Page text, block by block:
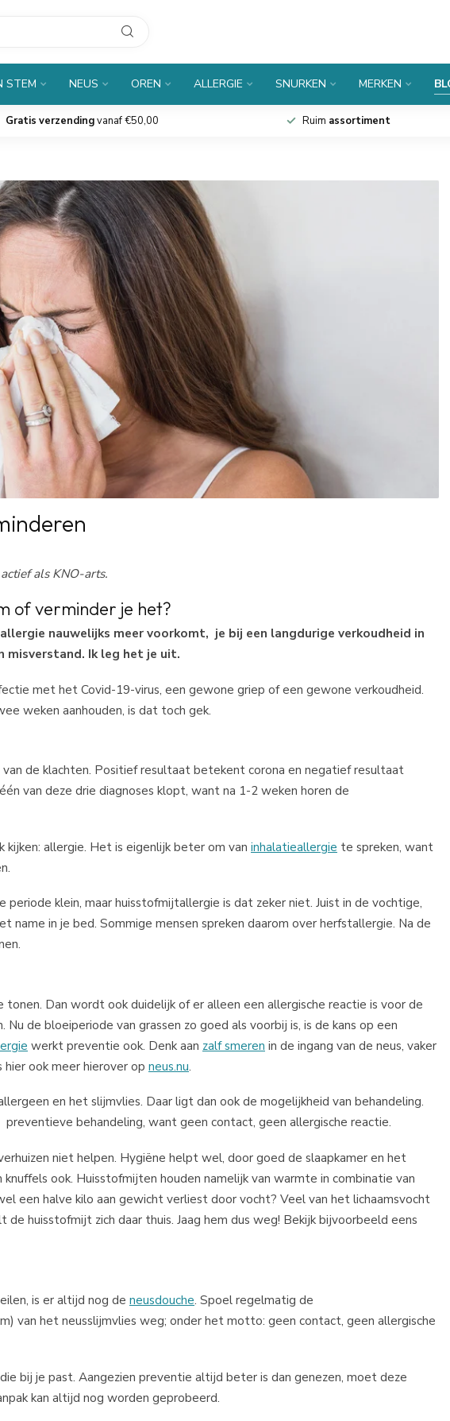
STEM NEUS OREN ALLERGIE SNURKEN MERKEN
Gratis verzendingvanaf €50,00 Ruim assortiment
als KNO-arts.
of verminder je het?
nauwelijks meer voorkomt, je bij een langdurige verkoudheid in
misverstand. Ik leg het je uit.
met het Covid-19-virus, een gewone griep of een gewone verkoudheid.
weken aanhouden, is dat toch gek.
de klachten. Positief resultaat betekent corona en negatief resultaat
van deze drie diagnoses klopt, want na 1-2 weken horen de
kijken: allergie. Het is eigenlijk beter om van inhalatieallergie te spreken, want
klein, maar huisstofmijtallergie is dat zeker niet. Juist in de vochtige,
in je bed. Sommige mensen spreken daarom over herfstallergie. Na de
Dan wordt ook duidelijk of er alleen een allergische reactie is voor de
de bloeiperiode van grassen zo goed als voorbij is, is de kans op een
werkt preventie ook. Denk aan zalf smeren in de ingang van de neus, vaker
hier ook meer hierover op neus.nu.
en het slijmvlies. Daar ligt dan ook de mogelijkheid van behandeling.
behandeling, want geen contact, geen allergische reactie.
niet helpen. Hygiëne helpt wel, door goed de slaapkamer en het
ook. Huisstofmijten houden namelijk van warmte in combinatie van
een halve kilo aan gewicht verliest door vocht? Veel van het lichaamsvocht
huisstofmijt zich daar thuis. Jaag hem dus weg! Bekijk bijvoorbeeld eens
is er altijd nog de neusdouche. Spoel regelmatig de
van het neusslijmvlies weg; onder het motto: geen contact, geen allergische
bij je past. Aangezien preventie altijd beter is dan genezen, moet deze
kan altijd nog worden geprobeerd.